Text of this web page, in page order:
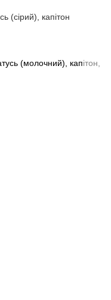
(сірий), капітон